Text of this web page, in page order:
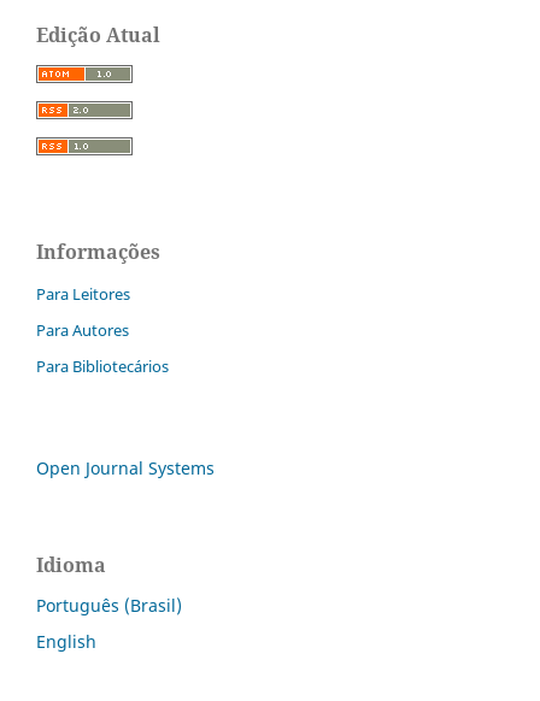
Edição Atual
Informações
Para Leitores
Para Autores
Para Bibliotecários
Open Journal Systems
Idioma
Português (Brasil)
English